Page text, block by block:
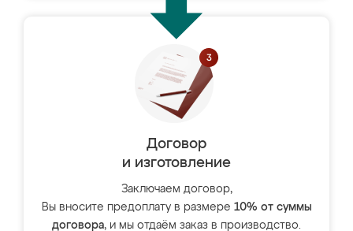
Договор
и изготовление
Заключаем договор,
Вы вносите предоплату в размере 10% от суммы
договора, и мы отдаём заказ в производство.